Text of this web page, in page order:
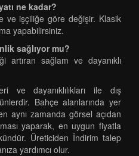
ne kadar?
ve işçiliğe göre değişir. Klasik
yapabilirsiniz.
sağlıyor mu?
artıran sağlam ve dayanıklı
ve dayanıklılıkları ile dış
Bahçe alanlarında yer
aynı zamanda görsel açıdan
yaparak, en uygun fiyatla
Üreticiden İndirim talep
yardımcı olur.